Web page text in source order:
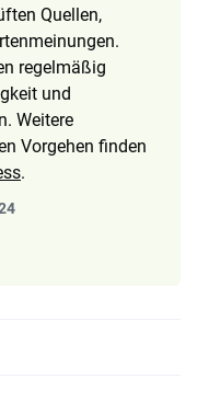
Quellen,
regelmäßig
und
Weitere
Vorgehen finden
.